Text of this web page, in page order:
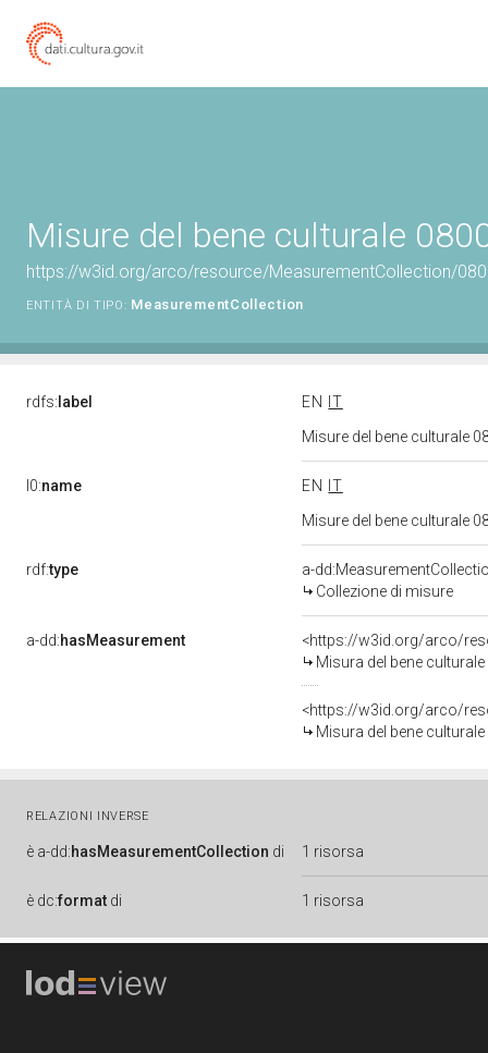
Misure del bene culturale
https://w3id.org/arco/resource/MeasurementCollection/
ENTITÀ DI TIPO: MeasurementCollection
rdfs: label EN
IT
Misure del bene culturale
l0:name EN
IT
Misure del bene culturale
rdf:type
a-
Collezione di misure
a-dd:hasMeasurement
<https://w3id.org/arco/
Misura del bene
<https://w3id.org/arco/
Misura del bene
RELAZIONI INVERSE
è a-dd:hasMeasurementCollection di 1 risorsa
è dc:format di 1 risorsa